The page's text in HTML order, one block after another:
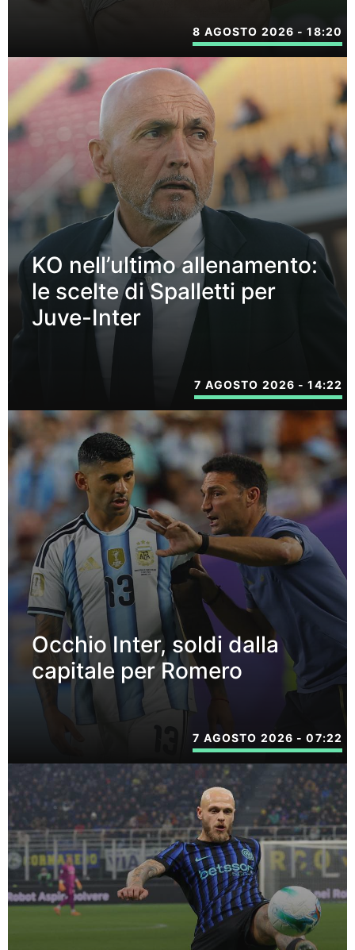
8 AGOSTO 2026 - 18:20
KO nell’ultimo allenamento:
le scelte di Spalletti per
Juve-Inter
7 AGOSTO 2026 - 14:22
Occhio Inter, soldi dalla
capitale per Romero
7 AGOSTO 2026 - 07:22